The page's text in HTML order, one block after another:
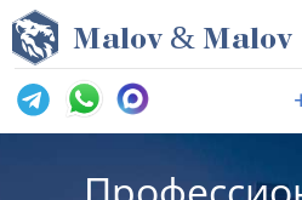
Malov & Malov